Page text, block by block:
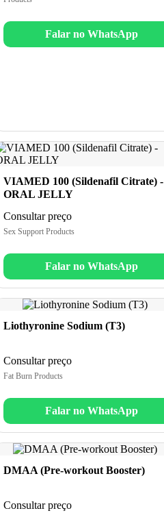
Falar no WhatsApp
VIAMED 100 (Sildenafil Citrate) -
ORAL JELLY
Consultar preço
Sex Support Products
Falar no WhatsApp
Liothyronine Sodium (T3)
Consultar preço
Fat Burn Products
Falar no WhatsApp
DMAA (Pre-workout Booster)
Consultar preço